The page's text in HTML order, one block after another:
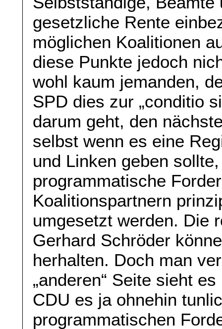
gesetzliche Rente
möglichen Koalitionen
diese Punkte jedoch
wohl kaum jemanden,
SPD dies zur „conditio
darum geht, den
selbst wenn es eine
und Linken geben
programmatische
Koalitionspartnern
umgesetzt werden. Die
Gerhard Schröder
herhalten. Doch man
„anderen“ Seite sieht
CDU es ja ohnehin
programmatischen